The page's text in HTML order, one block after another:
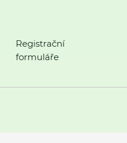
Registrační
formuláře